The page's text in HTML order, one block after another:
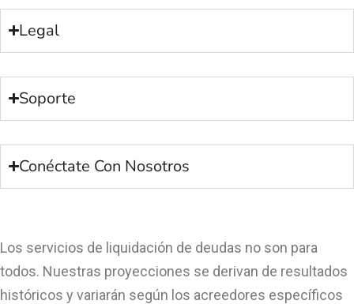
Legal
Soporte
Conéctate Con Nosotros
Los servicios de liquidación de deudas no son para
todos. Nuestras proyecciones se derivan de resultados
históricos y variarán según los acreedores específicos